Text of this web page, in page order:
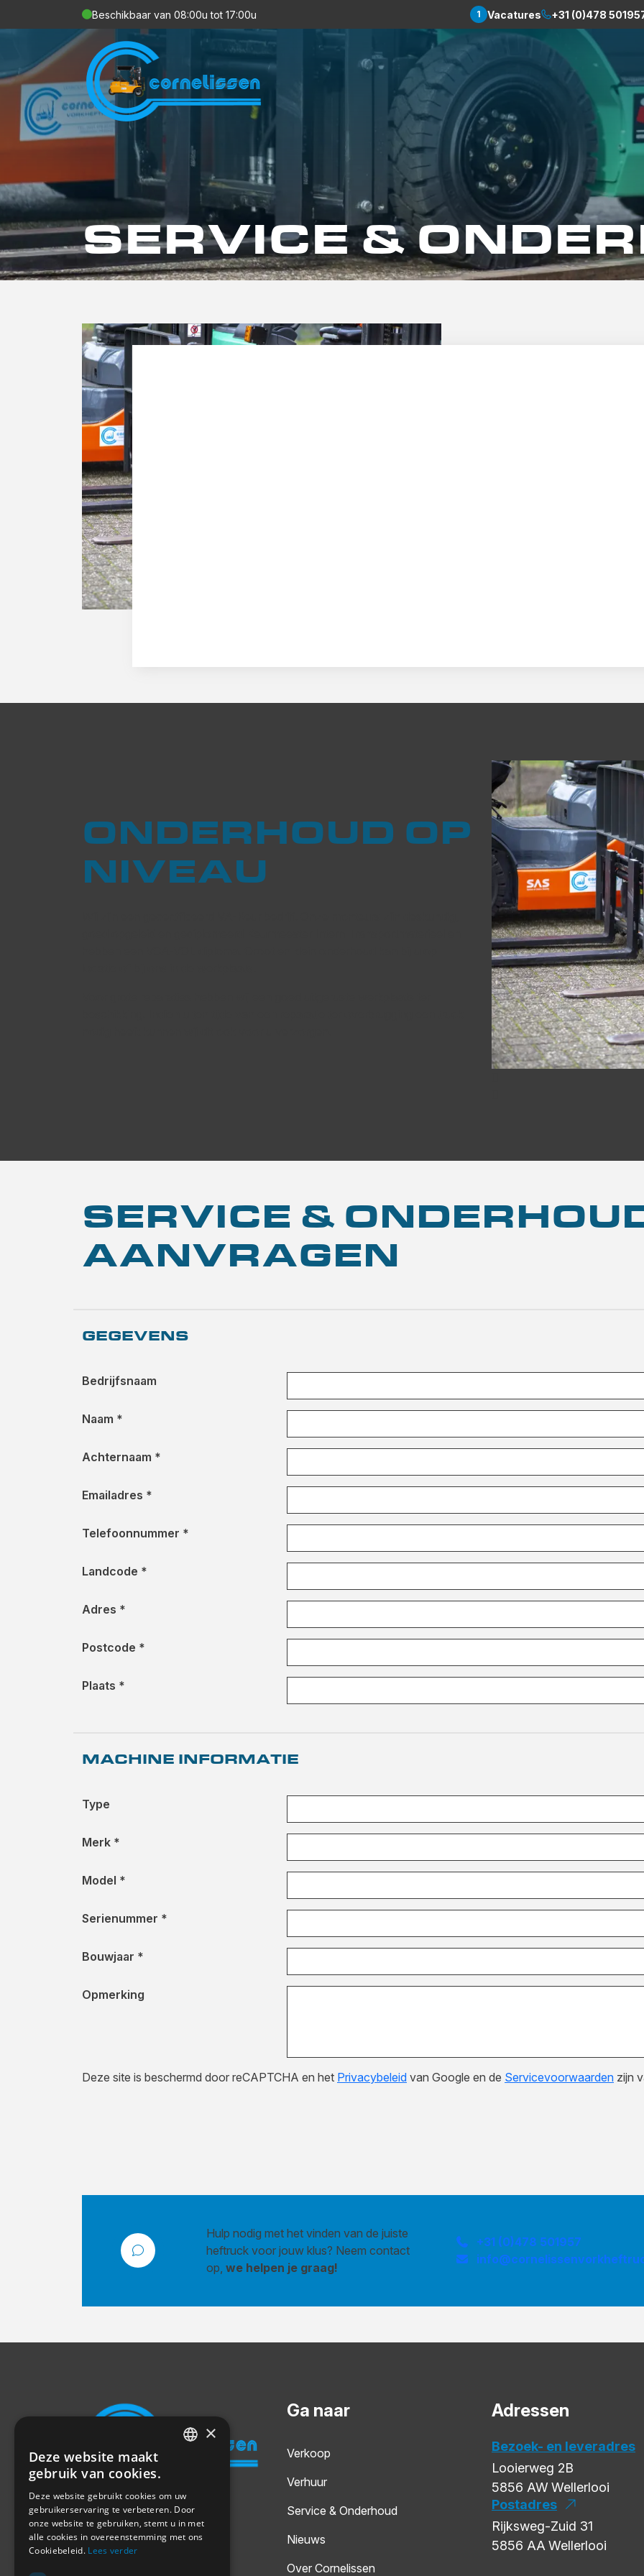
Beschikbaar van 08:00u tot 17:00u 1 Vacatures +31 (0)478
SERVICE &
ONDERHOUD OP
NIVEAU
SERVICE &
AANVRAGEN
GEGEVENS
Bedrijfsnaam
Naam *
Achternaam *
Emailadres *
Telefoonnummer *
Landcode *
Adres *
Postcode *
Plaats *
MACHINE INFORMATIE
Type
Merk *
Model *
Serienummer *
Bouwjaar *
Opmerking
Bedrijfsnaam
Deze site is beschermd door reCAPTCHA en het Privacybeleid van Google en de Servicevoorwaarden zijn
Hulp nodig met het vinden van de juiste
heftruck voor jouw klus? Neem contact
op, we helpen je graag!
+31 (0)478 501957
Ga naar
Verkoop
Verhuur
Service & Onderhoud
Nieuws
Over Cornelissen
Adressen
Bezoek- en leveradres
Looierweg 2B
5856 AW Wellerlooi
Postadres
Rijksweg-Zuid 31
5856 AA Wellerlooi
ENGLISH
×
Deze website maakt
gebruik van cookies.
Deze website gebruikt cookies om uw
gebruikerservaring te verbeteren. Door
onze website te gebruiken, stemt u in met
alle cookies in overeenstemming met ons
Cookiebeleid. Lees verder